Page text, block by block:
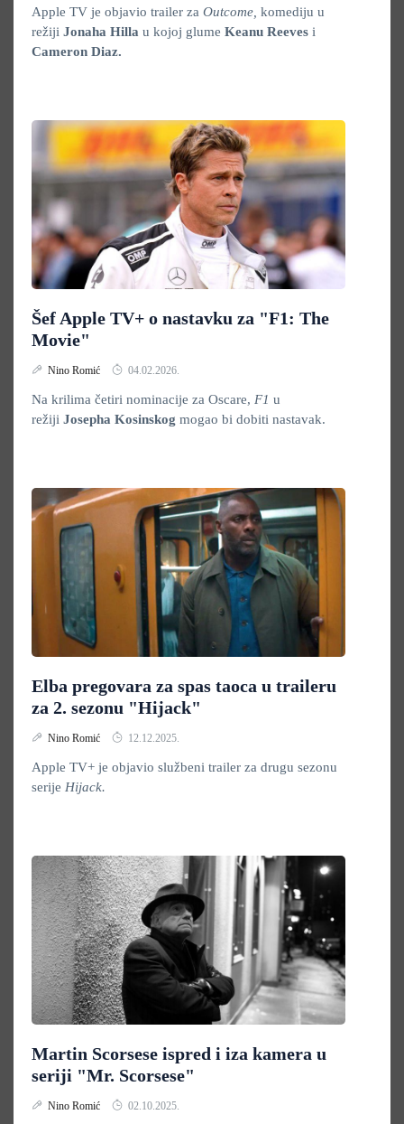
Apple TV je objavio trailer za Outcome, komediju u
režiji Jonaha Hilla u kojoj glume Keanu Reeves i
Cameron Diaz.
Šef Apple TV+ o nastavku za "F1: The
Movie"
Nino Romić 04.02.2026.
Na krilima četiri nominacije za Oscare, F1 u
režiji Josepha Kosinskog mogao bi dobiti nastavak.
Elba pregovara za spas taoca u traileru
za 2. sezonu "Hijack"
Nino Romić 12.12.2025.
Apple TV+ je objavio službeni trailer za drugu sezonu
serije Hijack.
Martin Scorsese ispred i iza kamera u
seriji "Mr. Scorsese"
Nino Romić 02.10.2025.